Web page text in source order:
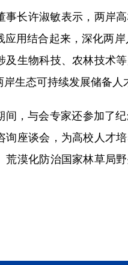
长许淑敏表示，两岸高
用结合起来，深化两
及生物科技、农林技术
生态可持续发展储备人
，与会专家还参加了纪
询座谈会，为高校人才
荒漠化防治国家林草局